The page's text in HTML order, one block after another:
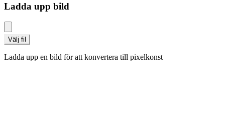
Ladda upp bild
Välj fil
Ladda upp en bild för att konvertera till pixelkonst